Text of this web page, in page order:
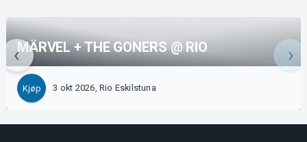
MÄRVEL + THE GONERS @ RIO
Kjøp 3 okt 2026, Rio Eskilstuna